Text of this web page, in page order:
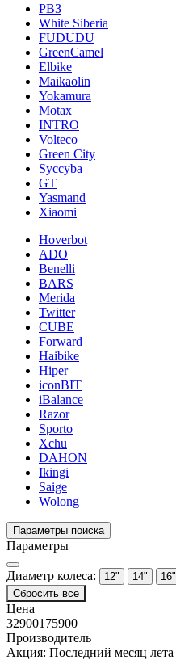
РВЗ
White Siberia
FUDUDU
GreenCamel
Elbike
Maikaolin
Yokamura
Motax
INTRO
Volteco
Green City
Syccyba
GT
Yasmand
Xiaomi
Hoverbot
ADO
Benelli
BARS
Merida
Twitter
CUBE
Forward
Haibike
Hiper
iconBIT
iBalance
Razor
Sporto
Xchu
DAHON
Ikingi
Saige
Wolong
Параметры поиска
Параметры
Диаметр колеса: 12" 14"
16"
Сбросить все
Цена
32900175900
Производитель
Акция: Последний месяц лета